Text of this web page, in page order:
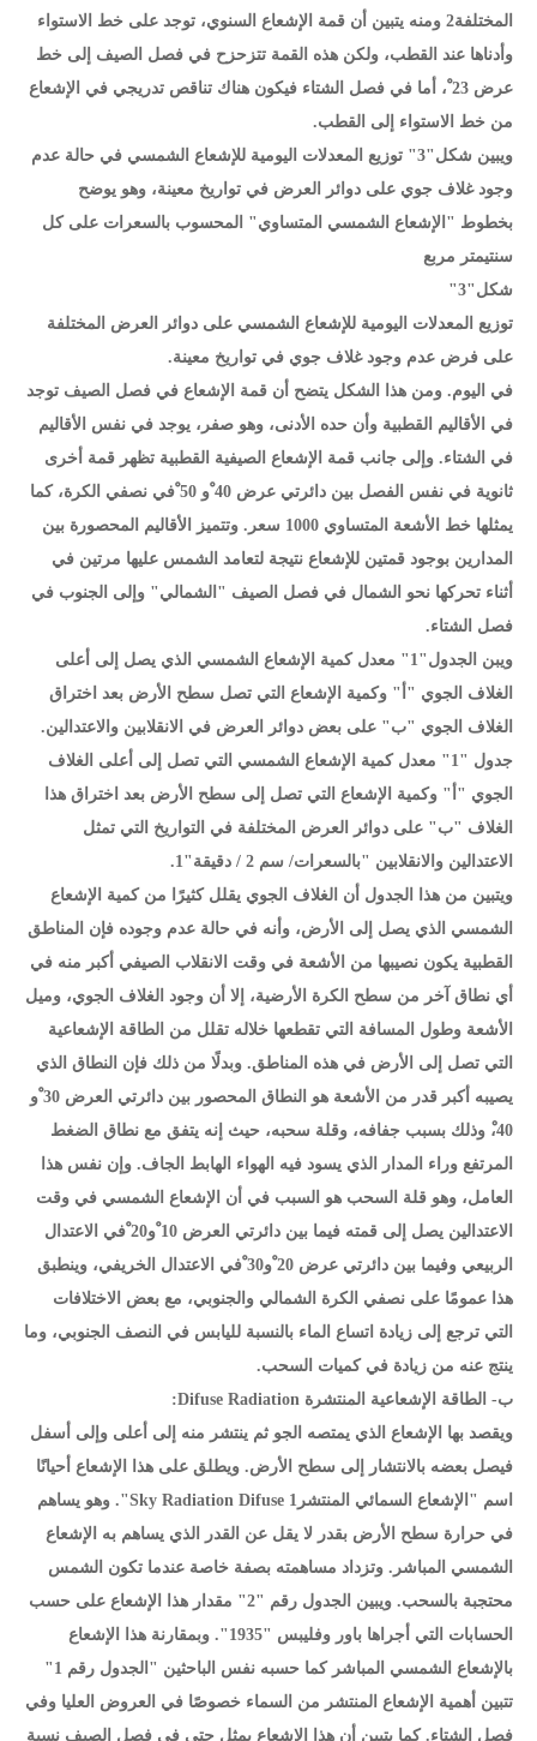
المختلفة2 ومنه يتبين أن قمة الإشعاع السنوي، توجد على خط الاستواء
وأدناها عند القطب، ولكن هذه القمة تتزحزح في فصل الصيف إلى خط
عرض 23 ْ، أما في فصل الشتاء فيكون هناك تناقص تدريجي في الإشعاع
من خط الاستواء إلى القطب.
ويبين شكل"3" توزيع المعدلات اليومية للإشعاع الشمسي في حالة عدم
وجود غلاف جوي على دوائر العرض في تواريخ معينة، وهو يوضح
بخطوط "الإشعاع الشمسي المتساوي" المحسوب بالسعرات على كل
سنتيمتر مربع
شكل"3"
توزيع المعدلات اليومية للإشعاع الشمسي على دوائر العرض المختلفة
على فرض عدم وجود غلاف جوي في تواريخ معينة.
في اليوم. ومن هذا الشكل يتضح أن قمة الإشعاع في فصل الصيف توجد
في الأقاليم القطبية وأن حده الأدنى، وهو صفر، يوجد في نفس الأقاليم
في الشتاء. وإلى جانب قمة الإشعاع الصيفية القطبية تظهر قمة أخرى
ثانوية في نفس الفصل بين دائرتي عرض 40 ْو 50 ْفي نصفي الكرة، كما
يمثلها خط الأشعة المتساوي 1000 سعر. وتتميز الأقاليم المحصورة بين
المدارين بوجود قمتين للإشعاع نتيجة لتعامد الشمس عليها مرتين في
أثناء تحركها نحو الشمال في فصل الصيف "الشمالي" وإلى الجنوب في
فصل الشتاء.
ويبن الجدول"1" معدل كمية الإشعاع الشمسي الذي يصل إلى أعلى
الغلاف الجوي "أ" وكمية الإشعاع التي تصل سطح الأرض بعد اختراق
الغلاف الجوي "ب" على بعض دوائر العرض في الانقلابين والاعتدالين.
جدول "1" معدل كمية الإشعاع الشمسي التي تصل إلى أعلى الغلاف
الجوي "أ" وكمية الإشعاع التي تصل إلى سطح الأرض بعد اختراق هذا
الغلاف "ب" على دوائر العرض المختلفة في التواريخ التي تمثل
الاعتدالين والانقلابين "بالسعرات/ سم 2 / دقيقة"1.
ويتبين من هذا الجدول أن الغلاف الجوي يقلل كثيرًا من كمية الإشعاع
الشمسي الذي يصل إلى الأرض، وأنه في حالة عدم وجوده فإن المناطق
القطبية يكون نصيبها من الأشعة في وقت الانقلاب الصيفي أكبر منه في
أي نطاق آخر من سطح الكرة الأرضية، إلا أن وجود الغلاف الجوي، وميل
الأشعة وطول المسافة التي تقطعها خلاله تقلل من الطاقة الإشعاعية
التي تصل إلى الأرض في هذه المناطق. وبدلًا من ذلك فإن النطاق الذي
يصيبه أكبر قدر من الأشعة هو النطاق المحصور بين دائرتي العرض 30 ْو
40،ْ وذلك بسبب جفافه، وقلة سحبه، حيث إنه يتفق مع نطاق الضغط
المرتفع وراء المدار الذي يسود فيه الهواء الهابط الجاف. وإن نفس هذا
العامل، وهو قلة السحب هو السبب في أن الإشعاع الشمسي في وقت
الاعتدالين يصل إلى قمته فيما بين دائرتي العرض 10 ْو20 ْفي الاعتدال
الربيعي وفيما بين دائرتي عرض 20 ْو30 ْفي الاعتدال الخريفي، وينطبق
هذا عمومًا على نصفي الكرة الشمالي والجنوبي، مع بعض الاختلافات
التي ترجع إلى زيادة اتساع الماء بالنسبة لليابس في النصف الجنوبي، وما
ينتج عنه من زيادة في كميات السحب.
ب- الطاقة الإشعاعية المنتشرة Difuse Radiation:
ويقصد بها الإشعاع الذي يمتصه الجو ثم ينتشر منه إلى أعلى وإلى أسفل
فيصل بعضه بالانتشار إلى سطح الأرض. ويطلق على هذا الإشعاع أحيانًا
اسم "الإشعاع السمائي المنتشر1 Sky Radiation Difuse". وهو يساهم
في حرارة سطح الأرض بقدر لا يقل عن القدر الذي يساهم به الإشعاع
الشمسي المباشر. وتزداد مساهمته بصفة خاصة عندما تكون الشمس
محتجبة بالسحب. ويبين الجدول رقم "2" مقدار هذا الإشعاع على حسب
الحسابات التي أجراها باور وفليبس "1935". وبمقارنة هذا الإشعاع
بالإشعاع الشمسي المباشر كما حسبه نفس الباحثين "الجدول رقم 1"
تتبين أهمية الإشعاع المنتشر من السماء خصوصًا في العروض العليا وفي
فصل الشتاء. كما يتبين أن هذا الإشعاع يمثل حتى في فصل الصيف نسبة